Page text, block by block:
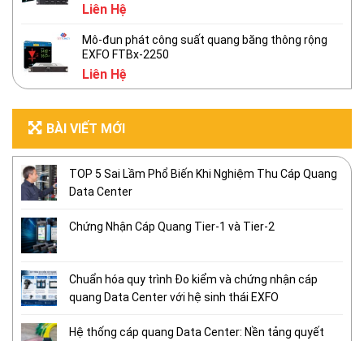
Liên Hệ
Mô-đun phát công suất quang băng thông rộng
EXFO FTBx-2250
Liên Hệ
BÀI VIẾT MỚI
TOP 5 Sai Lầm Phổ Biến Khi Nghiệm Thu Cáp Quang
Data Center
Chứng Nhận Cáp Quang Tier-1 và Tier-2
Chuẩn hóa quy trình Đo kiểm và chứng nhận cáp
quang Data Center với hệ sinh thái EXFO
Hệ thống cáp quang Data Center: Nền tảng quyết